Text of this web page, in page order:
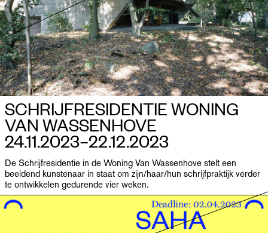
SCHRIJF­RESIDENTIE WONING
VAN WASSENHOVE
24.11.2023–​22.12.2023
De Schrijfresidentie in de Woning Van Wassenhove stelt een
beeldend kunstenaar in staat om zijn/haar/hun schrijfpraktijk verder
te ontwikkelen gedurende vier weken.